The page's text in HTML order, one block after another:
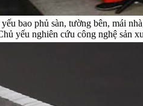
bao phủ sàn, tường bên, mái
yếu nghiên cứu công nghệ sản